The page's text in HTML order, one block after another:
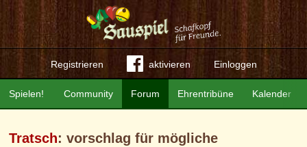
Registrieren aktivieren Einloggen
Community Forum Ehrentribüne Kalender
Spielen!
Tratsch: vorschlag für mögliche